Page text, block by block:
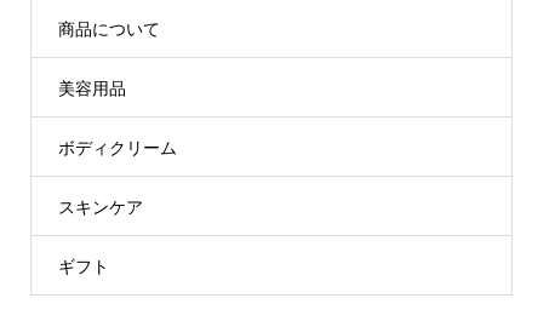
商品について
美容用品
ボディクリーム
スキンケア
ギフト